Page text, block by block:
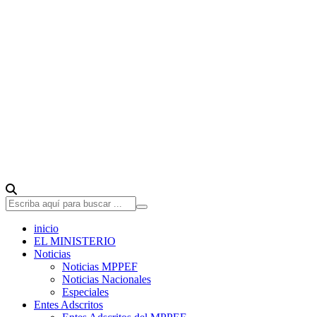
inicio
EL MINISTERIO
Noticias
Noticias MPPEF
Noticias Nacionales
Especiales
Entes Adscritos